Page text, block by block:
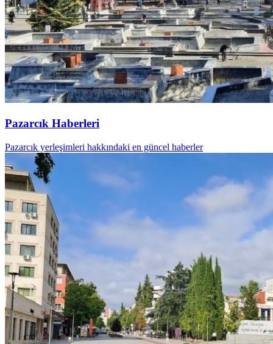
Pazarcık Haberleri
Pazarcık yerleşimleri hakkındaki en güncel haberler